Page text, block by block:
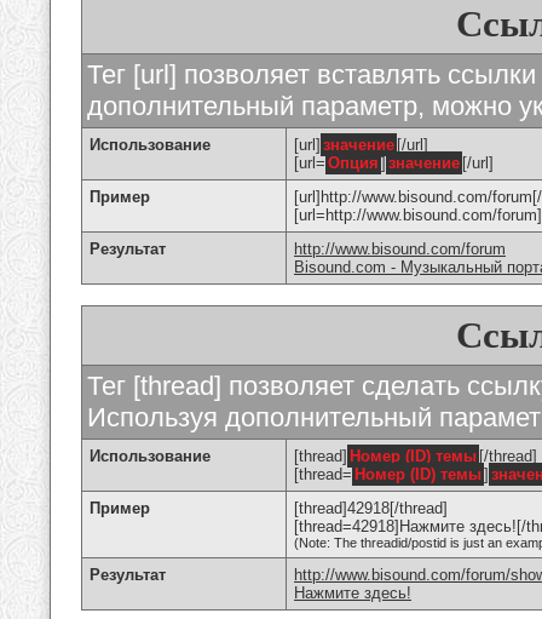
Тег [url] позволяет вставлять
дополнительный параметр, можно
Использование [url] значение [/url]
[url= Опция ] значение [/url]
Пример
[url]http://www.bisound.com/
[url=http://www.bisound.com/
Результат
http://www.bisound.com/forum
Bisound.com - Музыкальный
Тег [thread] позволяет сделать
Используя дополнительный
Использование [thread] Номер (ID) темы [/thread]
[thread= Номер (ID) темы]
Пример
[thread]42918[/thread]
[thread=42918]Нажмите здесь![/
(Note: The threadid/postid is just an
Результат
http://www.bisound.com/forum/
Нажмите здесь!